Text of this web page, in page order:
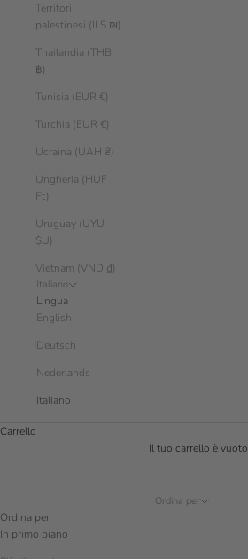
Territori
palestinesi (ILS ₪)
Thailandia (THB
฿)
Tunisia (EUR €)
Turchia (EUR €)
Ucraina (UAH ₴)
Ungheria (HUF
Ft)
Uruguay (UYU
$U)
Vietnam (VND ₫)
Italiano
Lingua
English
Deutsch
Nederlands
Italiano
Carrello
Il tuo carrello è vuoto
Ordina per
Ordina per
In primo piano